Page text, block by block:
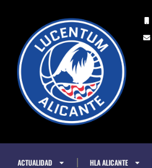
contenido
ACTUALIDAD HLA ALICANTE